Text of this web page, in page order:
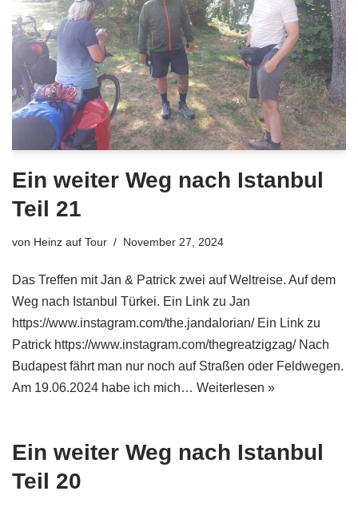
Ein weiter Weg nach Istanbul
Teil 21
von Heinz auf Tour November 27, 2024
Das Treffen mit Jan & Patrick zwei auf Weltreise. Auf dem
Weg nach Istanbul Türkei. Ein Link zu Jan
https://www.instagram.com/the.jandalorian/ Ein Link zu
Patrick https://www.instagram.com/thegreatzigzag/ Nach
Budapest fährt man nur noch auf Straßen oder Feldwegen.
Am 19.06.2024 habe ich mich… Weiterlesen »
Ein weiter Weg nach Istanbul
Teil 20